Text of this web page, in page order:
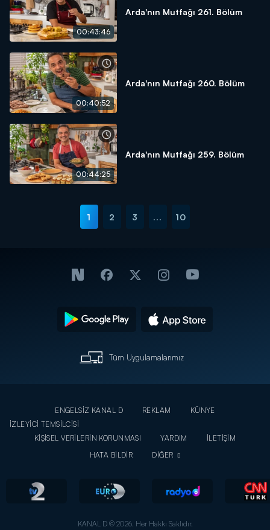
00:43:46
Arda'nın Mutfağı 261. Bölüm
00:40:52
Arda'nın Mutfağı 260. Bölüm
00:44:25
Arda'nın Mutfağı 259. Bölüm
1 2 3 ... 10
Tüm Uygulamalarımız
ENGELSİZ KANAL D REKLAM
KÜNYE
İZLEYİCİ TEMSİLCİSİ
KİŞİSEL VERİLERİN KORUNMASI
YARDIM
İLETİŞİM
HATA BİLDİR
DİĞER
KANAL D © 2026. Her Hakkı Saklıdır.